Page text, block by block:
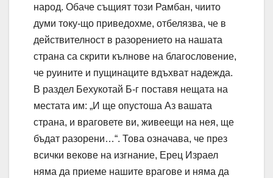
народ. Обаче същият този Рамбан, чиито
думи току-що приведохме, отбелязва, че в
действителност в разорението на нашата
страна са скрити кълнове на благословение,
че руините и пущинаците вдъхват надежда.
В раздел Бехукотай Б-г поставя нещата на
местата им: „И ще опустоша Аз вашата
страна, и враговете ви, живеещи на нея, ще
бъдат разорени…“. Това означава, че през
всички векове на изгнание, Ерец Израел
няма да приеме нашите врагове и няма да